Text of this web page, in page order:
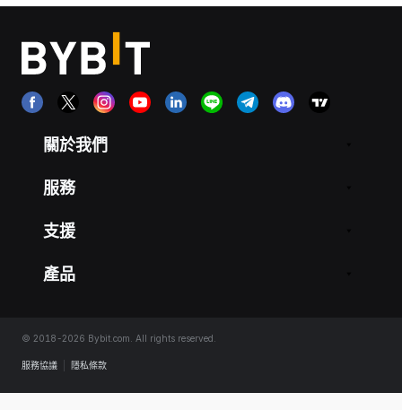
關於我們
服務
支援
產品
© 2018-2026 Bybit.com. All rights reserved.
服務協議 隱私條款